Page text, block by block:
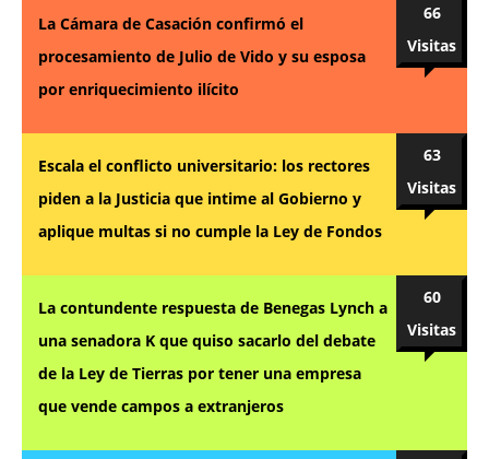
La Cámara de Casación confirmó el
procesamiento de Julio de Vido y su esposa
por enriquecimiento ilícito
66
Visitas
Escala el conflicto universitario: los rectores
piden a la Justicia que intime al Gobierno y
aplique multas si no cumple la Ley de Fondos
63
Visitas
La contundente respuesta de Benegas Lynch a
una senadora K que quiso sacarlo del debate
de la Ley de Tierras por tener una empresa
que vende campos a extranjeros
60
Visitas